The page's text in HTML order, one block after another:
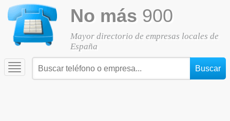
No más 900
Mayor directorio de empresas locales de
España
Toggle
navigation